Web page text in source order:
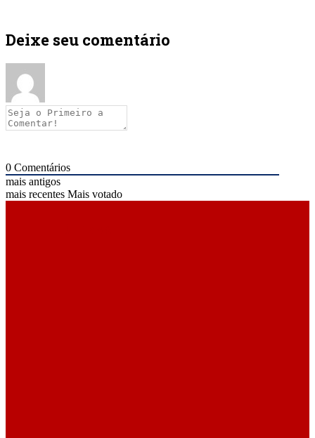
Deixe seu comentário
0 Comentários
mais antigos
mais recentes Mais votado